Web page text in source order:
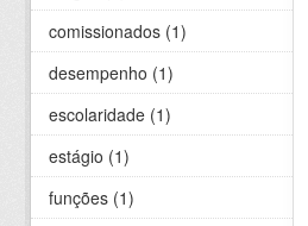
comissionados (1)
desempenho (1)
escolaridade (1)
estágio (1)
funções (1)